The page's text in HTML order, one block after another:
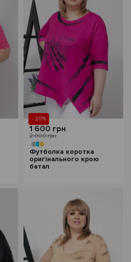
- 20%
1 600 грн
2 000 грн
Футболка коротка
оригінального крою
батал